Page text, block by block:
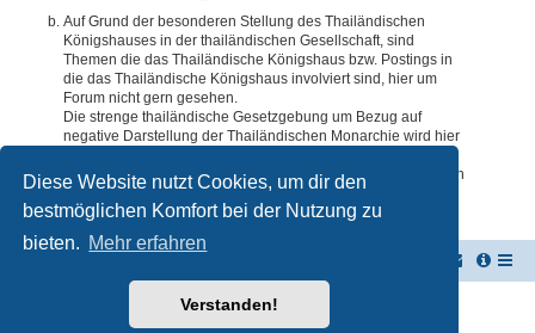
Diese Website nutzt Cookies, um dir den
bestmöglichen Komfort bei der Nutzung zu
bieten. Mehr erfahren
Verstanden!
Auf Grund der besonderen Stellung des Thailändischen
Königshauses in der thailändischen Gesellschaft, sind
Themen die das Thailändische Königshaus bzw. Postings in
die das Thailändische Königshaus involviert sind, hier um
Forum nicht gern gesehen.
Die strenge thailändische Gesetzgebung um Bezug auf
negative Darstellung der Thailändischen Monarchie wird hier
deren Inhalte diesbezüglich auch nur ansatzweise bedenklich
erscheinen, kommentarlos entfernt. #
Powered byphpBB® Forum Software © phpBB Limited
Deutsche Übersetzung durchphpBB.de